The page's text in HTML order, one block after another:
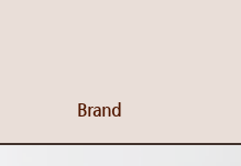
Brand